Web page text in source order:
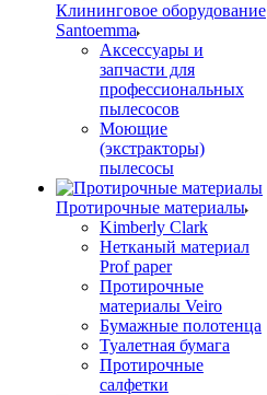
Клининговое оборудование
Santoemma
Аксессуары и
запчасти для
профессиональных
пылесосов
Моющие
(экстракторы)
пылесосы
Протирочные материалы
Kimberly Clark
Нетканый материал
Prof paper
Протирочные
материалы Veiro
Бумажные полотенца
Туалетная бумага
Протирочные
салфетки